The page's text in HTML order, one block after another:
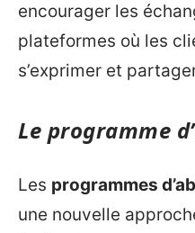
encourager les
plateformes où les
s’exprimer et
Le programme
Les programmes
une nouvelle